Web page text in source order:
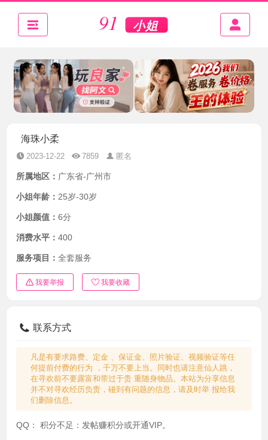
海珠小柔
2023-12-22 7859 匿名
所属地区： 广东省-广州市
小姐年龄： 25岁-30岁
小姐颜值： 6分
消费水平： 400
服务项目： 全套服务
我要举报 我要收藏
联系方式
凡是有要求路费、定金 、保证金、照片验证、视频验证等任
何提前付费的行为 ，千万不要上当。同时也请注意仙人跳，
在寻欢前不要露富和带过于贵 重随身物品。本站为分享信息
并不对寻欢经历负责，碰到有问题的信息，请及时举 报给我
们删除信息。
QQ： 积分不足：发帖赚积分或开通VIP。